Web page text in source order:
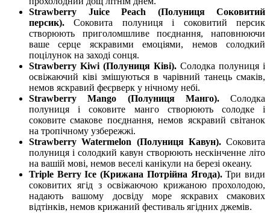
Strawberry Juice Peach (Полуниця Соковитий
персик).Соковита полуниця і соковитий персик
створюють приголомшливе поєднання, наповнюючи
ваше серце яскравими емоціями, немов солодкий
поцілунок на заході сонця.
Strawberry Kiwi (Полуниця Ківі). Солодка полуниця і
освіжаючий ківі змішуються в чарівний танець смаків,
немов яскравий феєрверк у нічному небі.
Strawberry Mango (Полуниця Манго). Солодка
полуниця і соковите манго створюють солодке і
соковите смакове поєднання, немов яскравий світанок
на тропічному узбережжі.
Strawberry Watermelon (Полуниця Кавун). Соковита
полуниця і солодкий кавун створюють нескінченне літо
на вашій мові, немов веселі канікули на березі океану.
Triple Berry Ice (Крижана Потрійна Ягода).Три види
соковитих ягід з освіжаючою крижаною прохолодою,
надають вашому досвіду море яскравих смакових
відтінків, немов крижаний фестиваль ягідних джемів.